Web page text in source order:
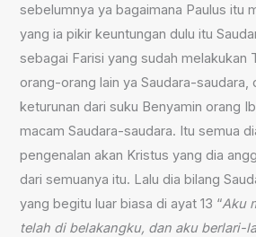
sebelumnya ya bagaimana Paulus itu
yang ia pikir keuntungan dulu itu
sebagai Farisi yang sudah melakukan
orang-orang lain ya Saudara-saudara,
keturunan dari suku Benyamin orang
macam Saudara-saudara. Itu semua
pengenalan akan Kristus yang dia
dari semuanya itu. Lalu dia bilang
yang begitu luar biasa di ayat 13 “Aku
telah di belakangku, dan aku berlari-